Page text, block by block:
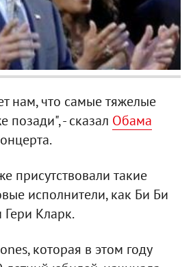
нам, что самые тяжелые
позади", - сказал Обама
присутствовали такие
исполнители, как Би Би
Гери Кларк.
которая в этом году